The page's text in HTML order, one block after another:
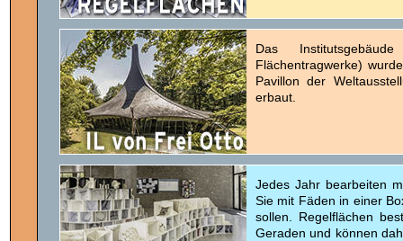
Das
Flächentragwerke)
Pavillon der
erbaut.
Jedes Jahr bearbeiten
Sie mit Fäden in einer
sollen. Regelflächen
Geraden und können